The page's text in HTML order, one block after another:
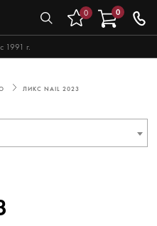
1991 г.
0 0
ЛИКС NAIL 2023